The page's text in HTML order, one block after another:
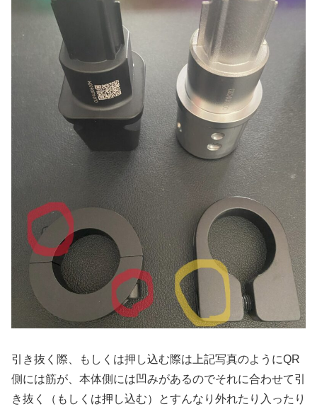
引き抜く際、もしくは押し込む際は上記写真のようにQR
側には筋が、本体側には凹みがあるのでそれに合わせて引
き抜く（もしくは押し込む）とすんなり外れたり入ったり